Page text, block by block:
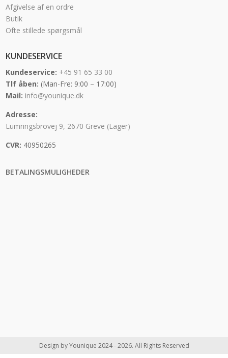
Afgivelse af en ordre
Butik
Ofte stillede spørgsmål
KUNDESERVICE
Kundeservice: +45 91 65 33 00
Tlf åben: (Man-Fre: 9:00 – 17:00)
Mail: info@younique.dk
Adresse:
Lumringsbrovej 9, 2670 Greve (Lager)
CVR: 40950265
BETALINGSMULIGHEDER
Design by Younique 2024 - 2026. All Rights Reserved